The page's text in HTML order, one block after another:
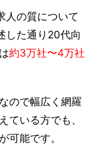
人の質について
した通り20代向
約3万社〜4万社
ので幅広く網羅
ている方でも、
可能です。